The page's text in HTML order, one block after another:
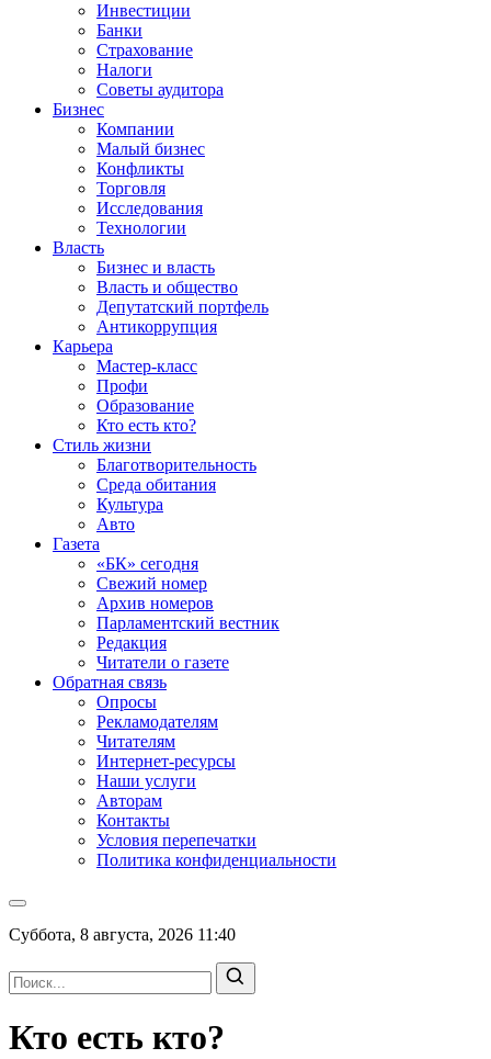
Инвестиции
Банки
Страхование
Налоги
Советы аудитора
Бизнес
Компании
Малый бизнес
Конфликты
Торговля
Исследования
Технологии
Власть
Бизнес и власть
Власть и общество
Депутатский портфель
Антикоррупция
Карьера
Мастер-класс
Профи
Образование
Кто есть кто?
Стиль жизни
Благотворительность
Среда обитания
Культура
Авто
Газета
«БК» сегодня
Свежий номер
Архив номеров
Парламентский вестник
Редакция
Читатели о газете
Обратная связь
Опросы
Рекламодателям
Читателям
Интернет-ресурсы
Наши услуги
Авторам
Контакты
Условия перепечатки
Политика конфиденциальности
Суббота, 8 августа, 2026 11:40
Кто есть кто?